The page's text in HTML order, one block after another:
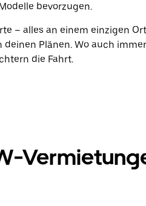
bevorzugen.
– alles an einem einzigen
Plänen. Wo auch
die Fahrt.